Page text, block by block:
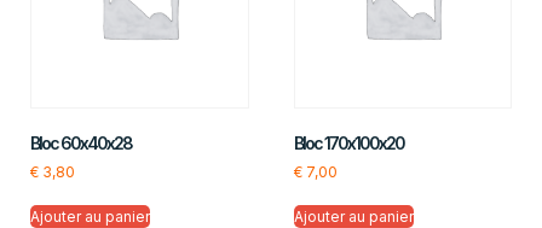
Bloc 60x40x28
€ 3,80
Ajouter au panier
Bloc 170x100x20
€7,00
Ajouter au panier